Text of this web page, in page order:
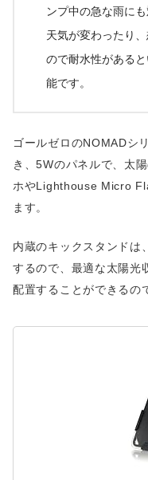
ンプ中の急な雨に
天気が変わったり
ので耐水性がある
能です。
ゴールゼロのNOMADシ
き、5Wのパネルで、太
ホやLighthouse Micro
ます。
内蔵のキックスタンドは
するので、最適な太陽光
配置することができるの